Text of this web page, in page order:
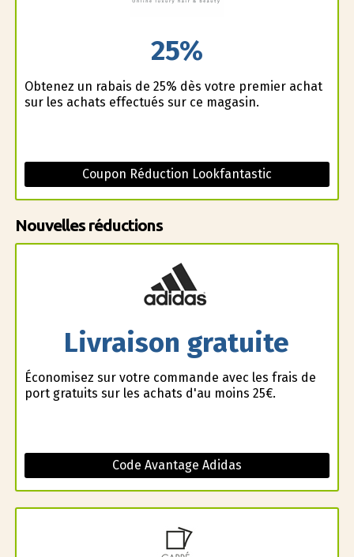
25%
Obtenez un rabais de 25% dès votre premier achat
sur les achats effectués sur ce magasin.
Coupon Réduction Lookfantastic
Nouvelles réductions
Livraison gratuite
Économisez sur votre commande avec les frais de
port gratuits sur les achats d'au moins 25€.
Code Avantage Adidas